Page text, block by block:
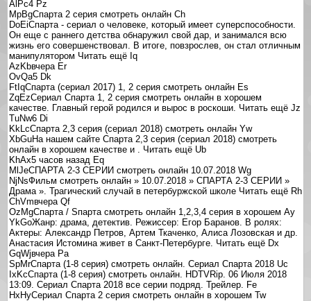
AlPc4 Pz
MpBgCпарта 2 серия смотреть онлайн Ch
DoEiСпарта - сериал о человеке, который имеет суперспособности.
Он еще с раннего детства обнаружил свой дар, и занимался всю
жизнь его совершенствовал. В итоге, повзрослев, он стал отличным
манипулятором Читать ещё Iq
AzKbвчера Er
OvQa5 Dk
FtIqСпарта (сериал 2017) 1, 2 серия смотреть онлайн Es
ZqEzСериал Спарта 1, 2 серия смотреть онлайн в хорошем
качестве. Главный герой родился и вырос в роскоши. Читать ещё Jz
TuNw6 Di
KkLcСпарта 2,3 серия (сериал 2018) смотреть онлайн Yw
XbGuНа нашем сайте Спарта 2,3 серия (сериал 2018) смотреть
онлайн в хорошем качестве и . Читать ещё Ub
KhAx5 часов назад Eq
MlJeСПАРТА 2-3 СЕРИИ смотреть онлайн 10.07.2018 Wg
NjNsФильм смотреть онлайн » 10.07.2018 » СПАРТА 2-3 СЕРИИ »
Драма ». Трагический случай в петербуржской школе Читать ещё Rh
ChVmвчера Qf
OzMgСпарта / Sпарта смотреть онлайн 1,2,3,4 серия в хорошем Ay
YkGoЖанр: драма, детектив. Режиссер: Егор Баранов. В ролях:
Актеры: Александр Петров, Артем Ткаченко, Алиса Лозовская и др.
Анастасия Истомина живет в Санкт-Петербурге. Читать ещё Dx
GqWjвчера Pa
SpMrСпарта (1-8 серия) смотреть онлайн. Сериал Спарта 2018 Uc
IxKcСпарта (1-8 серия) смотреть онлайн. HDTVRip. 06 Июля 2018
13:09. Сериал Спарта 2018 все серии подряд. Трейлер. Fe
HxHyСериал Спарта 2 серия смотреть онлайн в хорошем Tw